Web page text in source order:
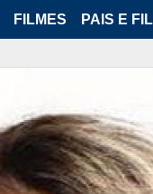
FILMES PAIS E